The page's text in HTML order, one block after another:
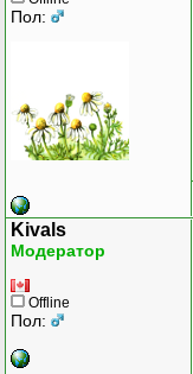
Пол:
Kivals
Модератор
Offline
Пол: